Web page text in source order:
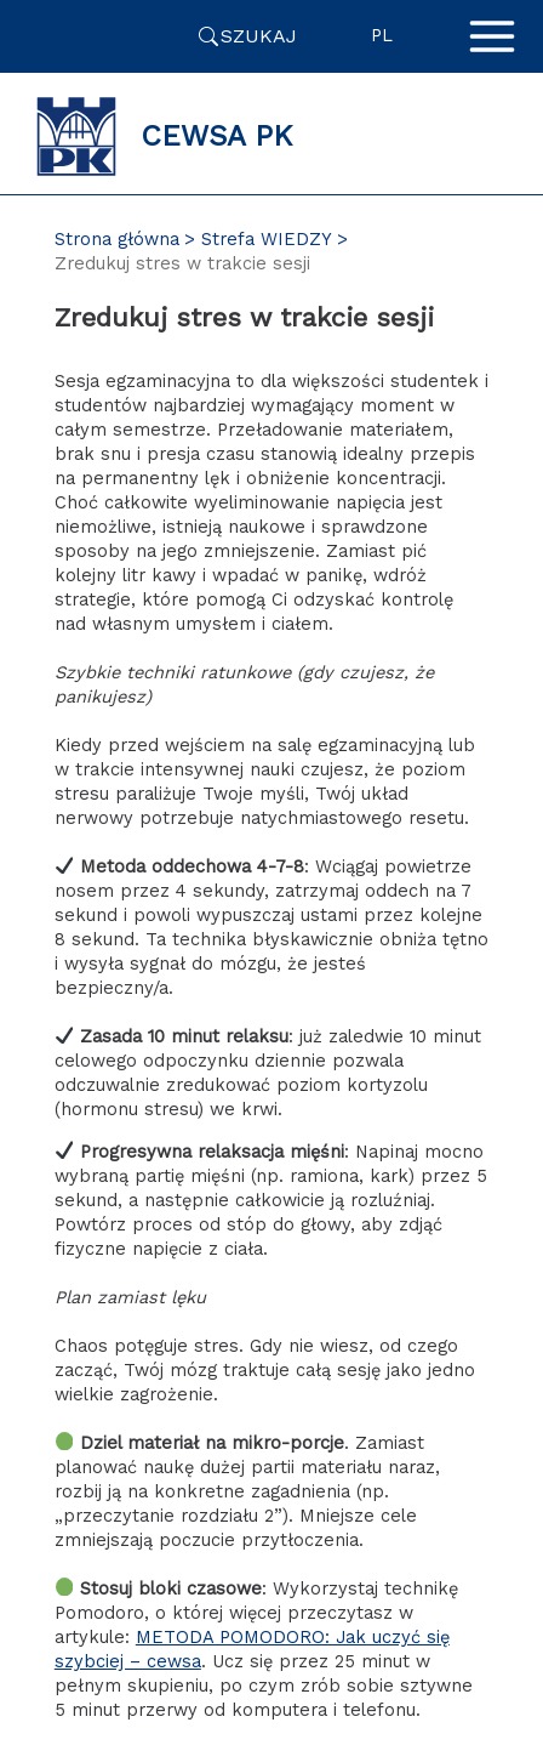
SZUKAJ PL
CEWSA PK
Strona główna
Strefa WIEDZY
Zredukuj stres w trakcie sesji
Zredukuj stres w trakcie sesji
Sesja egzaminacyjna to dla większości studentek i
studentów najbardziej wymagający moment w
całym semestrze. Przeładowanie materiałem,
brak snu i presja czasu stanowią idealny przepis
na permanentny lęk i obniżenie koncentracji.
Choć całkowite wyeliminowanie napięcia jest
niemożliwe, istnieją naukowe i sprawdzone
sposoby na jego zmniejszenie. Zamiast pić
kolejny litr kawy i wpadać w panikę, wdróż
strategie, które pomogą Ci odzyskać kontrolę
nad własnym umysłem i ciałem.
Szybkie techniki ratunkowe (gdy czujesz, że
panikujesz)
Kiedy przed wejściem na salę egzaminacyjną lub
w trakcie intensywnej nauki czujesz, że poziom
stresu paraliżuje Twoje myśli, Twój układ
nerwowy potrzebuje natychmiastowego resetu.
Metoda oddechowa 4-7-8: Wciągaj powietrze
nosem przez 4 sekundy, zatrzymaj oddech na 7
sekund i powoli wypuszczaj ustami przez kolejne
8 sekund. Ta technika błyskawicznie obniża tętno
i wysyła sygnał do mózgu, że jesteś
bezpieczny/a.
Zasada 10 minut relaksu: już zaledwie 10 minut
celowego odpoczynku dziennie pozwala
odczuwalnie zredukować poziom kortyzolu
(hormonu stresu) we krwi.
Progresywna relaksacja mięśni: Napinaj mocno
wybraną partię mięśni (np. ramiona, kark) przez 5
sekund, a następnie całkowicie ją rozluźniaj.
Powtórz proces od stóp do głowy, aby zdjąć
fizyczne napięcie z ciała.
Plan zamiast lęku
Chaos potęguje stres. Gdy nie wiesz, od czego
zacząć, Twój mózg traktuje całą sesję jako jedno
wielkie zagrożenie.
Dziel materiał na mikro-porcje. Zamiast
planować naukę dużej partii materiału naraz,
rozbij ją na konkretne zagadnienia (np.
„przeczytanie rozdziału 2”). Mniejsze cele
zmniejszają poczucie przytłoczenia.
Stosuj bloki czasowe: Wykorzystaj technikę
Pomodoro, o której więcej przeczytasz w
artykule: METODA POMODORO: Jak uczyć się
szybciej – cewsa. Ucz się przez 25 minut w
pełnym skupieniu, po czym zrób sobie sztywne
5 minut przerwy od komputera i telefonu.